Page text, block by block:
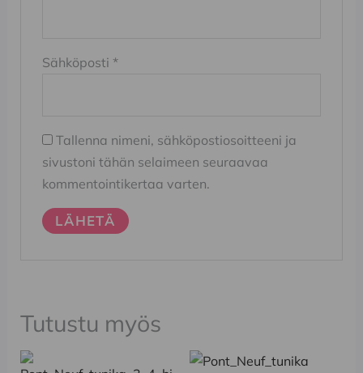
Sähköposti *
Tallenna nimeni, sähköpostiosoitteeni ja
sivustoni tähän selaimeen seuraavaa
kommentointikertaa varten.
Tutustu myös
Tällä
Tällä